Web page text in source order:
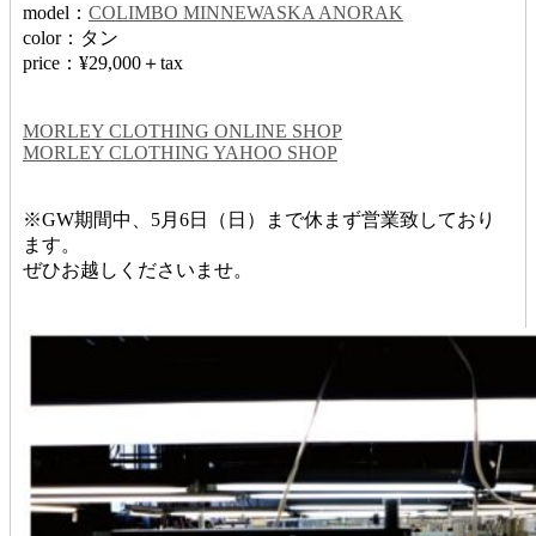
model： COLIMBO MINNEWASKA ANORAK
color：タン
price：¥29,000＋tax
MORLEY CLOTHING ONLINE SHOP
MORLEY CLOTHING YAHOO SHOP
※GW期間中、5月6日（日）まで休まず営業致しており
ます。
ぜひお越しくださいませ。